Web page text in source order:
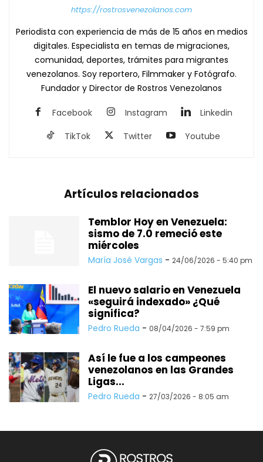
https://rostrosvenezolanos.com
Periodista con experiencia de más de 15 años en medios
digitales. Especialista en temas de migraciones,
comunidad, deportes, trámites para migrantes
venezolanos. Soy reportero, Filmmaker y Fotógrafo.
Fundador y Director de Rostros Venezolanos
Facebook Instagram
Linkedin
TikTok
Twitter Youtube
Artículos relacionados
Temblor Hoy en Venezuela:
sismo de 7.0 remeció este
miércoles
María José Vargas - 24/06/2026 - 5:40 pm
El nuevo salario en Venezuela
«seguirá indexado» ¿Qué
significa?
Pedro Rueda - 08/04/2026 - 7:59 pm
Así le fue a los campeones
venezolanos en las Grandes
Ligas...
Pedro Rueda - 27/03/2026 - 8:05 am